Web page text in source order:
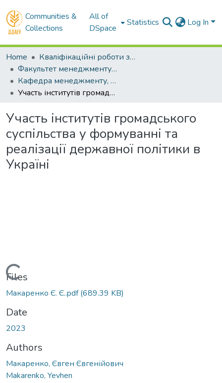
Communities &
Collections
All of
DSpace
Statistics Log In
Home
Кваліфікаційні роботи здобувачів вищої освіти
Факультет менеджменту і маркетингу
Кафедра менеджменту, публічного управління та адміністрування. Бакалаври
Участь інститутів громадського суспільства у формуванні та реалізації державної політики в Україні
Участь інститутів громадського
суспільства у формуванні та
реалізації державної політики в
Україні
Loading...
Files
Макаренко Є. Є..pdf(689.39 KB)
Date
2023
Authors
Макаренко, Євген Євгенійович
Makarenko, Yevhen